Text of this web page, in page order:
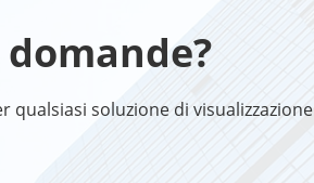
qualsiasi soluzione di visualizzazione